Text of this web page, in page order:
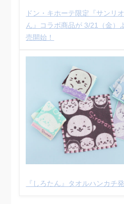
ドン・キホーテ限定『サンリ
ん』コラボ商品が 3/21（金）
売開始！
『しろたん』タオルハンカチ